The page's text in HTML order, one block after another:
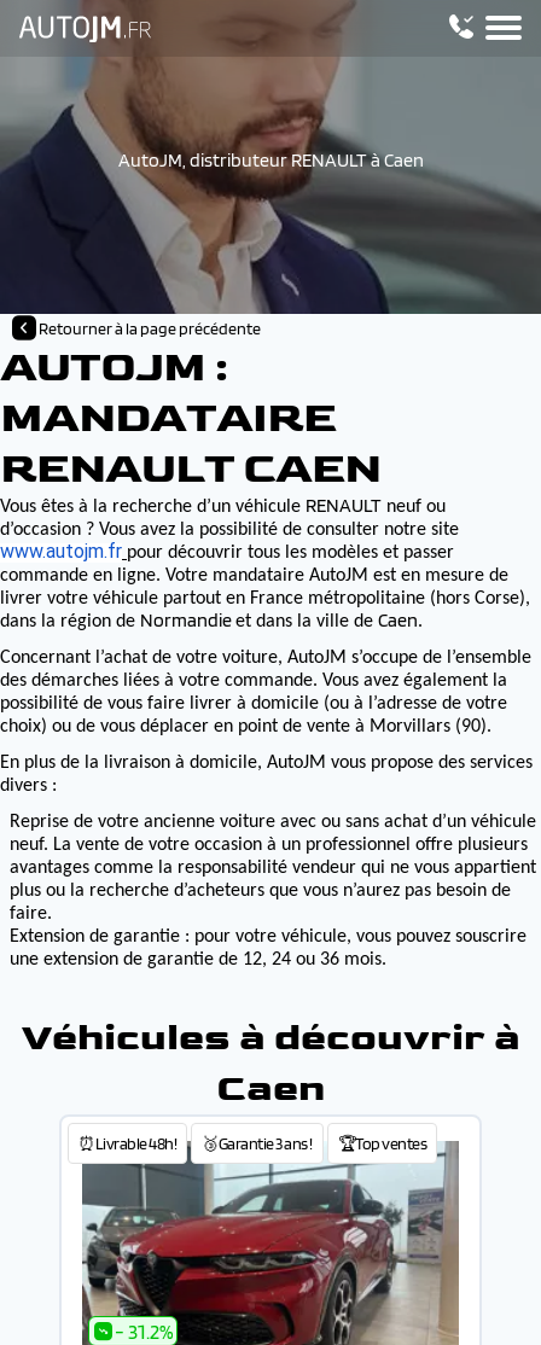
AutoJM, distributeur RENAULT à Caen
Retourner à la page précédente
AUTOJM :
MANDATAIRE
RENAULT CAEN
Vous êtes à la recherche d’un véhicule RENAULT neuf ou
d’occasion ? Vous avez la possibilité de consulter notre site
www.autojm.fr pour découvrir tous les modèles et passer
commande en ligne. Votre mandataire AutoJM est en mesure de
livrer votre véhicule partout en France métropolitaine (hors Corse),
dans la région de Normandieet dans la ville de Caen.
Concernant l’achat de votre voiture, AutoJM s’occupe de l’ensemble
des démarches liées à votre commande. Vous avez également la
possibilité de vous faire livrer à domicile (ou à l’adresse de votre
choix) ou de vous déplacer en point de vente à Morvillars (90).
En plus de la livraison à domicile, AutoJM vous propose des services
divers :
Reprise de votre ancienne voiture avec ou sans achat d’un véhicule
neuf. La vente de votre occasion à un professionnel offre plusieurs
avantages comme la responsabilité vendeur qui ne vous appartient
plus ou la recherche d’acheteurs que vous n’aurez pas besoin de
faire.
Extension de garantie : pour votre véhicule, vous pouvez souscrire
une extension de garantie de 12, 24 ou 36 mois.
Véhicules à découvrir à
Caen
⏰Livrable 48h! 🥉Garantie 3 ans ! 🏆Top ventes
- 31.2%